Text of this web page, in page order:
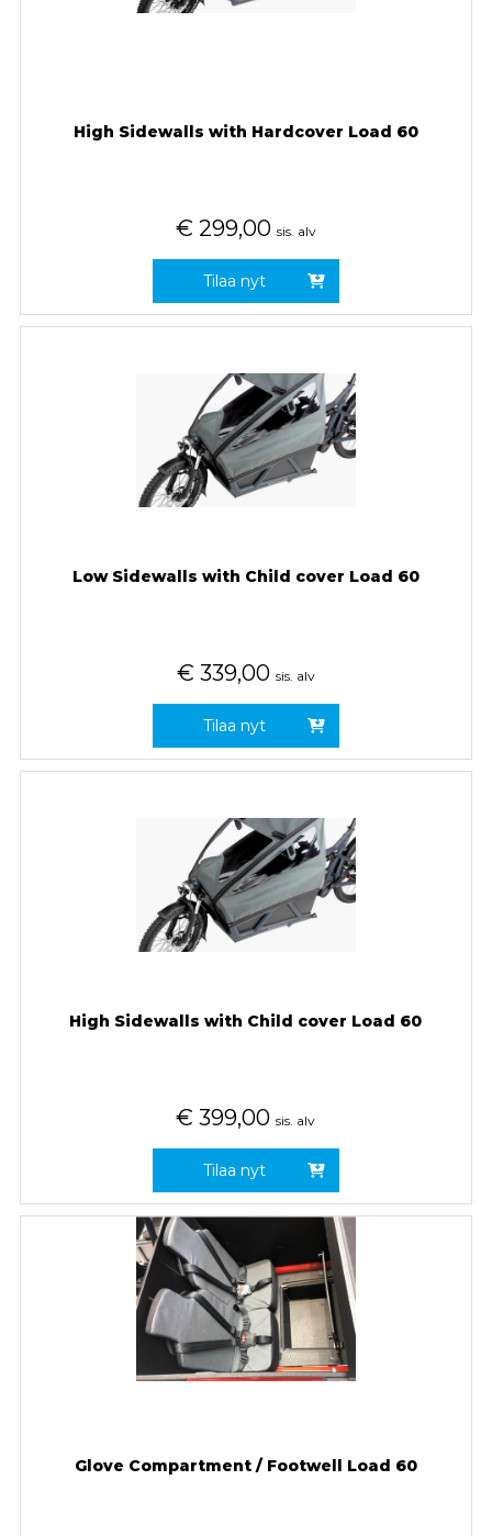
High Sidewalls with Hardcover Load 60
€ 299,00 sis. alv
Tilaa nyt
Low Sidewalls with Child cover Load 60
€ 339,00 sis. alv
Tilaa nyt
High Sidewalls with Child cover Load 60
€ 399,00 sis. alv
Tilaa nyt
Glove Compartment / Footwell Load 60